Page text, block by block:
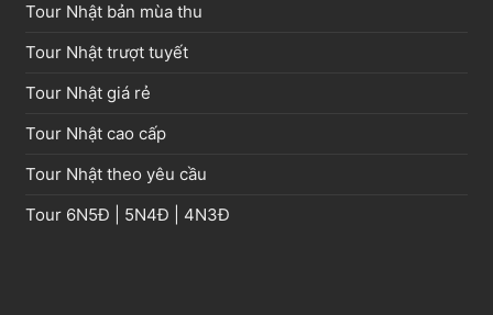
Tour Nhật bản mùa thu
Tour Nhật trượt tuyết
Tour Nhật giá rẻ
Tour Nhật cao cấp
Tour Nhật theo yêu cầu
Tour 6N5Đ 5N4Đ 4N3Đ